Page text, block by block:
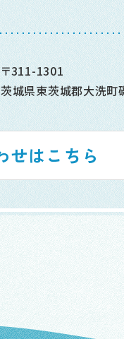
〒311-1301
茨城県東茨城郡大洗
せはこちら